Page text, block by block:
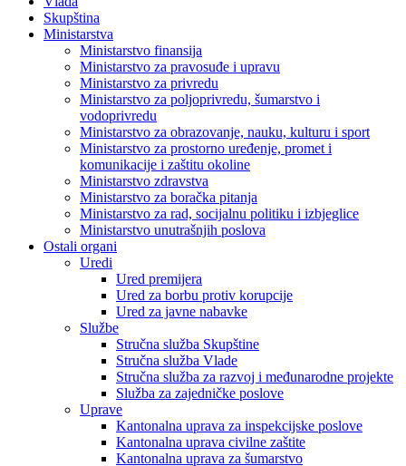
Skupština
Ministarstva
Ministarstvo finansija
Ministarstvo za pravosuđe i upravu
Ministarstvo za privredu
Ministarstvo za poljoprivredu, šumarstvo i
vodoprivredu
Ministarstvo za obrazovanje, nauku, kulturu i sport
Ministarstvo za prostorno uređenje, promet i
komunikacije i zaštitu okoline
Ministarstvo zdravstva
Ministarstvo za boračka pitanja
Ministarstvo za rad, socijalnu politiku i izbjeglice
Ministarstvo unutrašnjih poslova
Ostali organi
Uredi
Ured premijera
Ured za borbu protiv korupcije
Ured za javne nabavke
Službe
Stručna služba Skupštine
Stručna služba Vlade
Stručna služba za razvoj i međunarodne projekte
Služba za zajedničke poslove
Uprave
Kantonalna uprava za inspekcijske poslove
Kantonalna uprava civilne zaštite
Kantonalna uprava za šumarstvo